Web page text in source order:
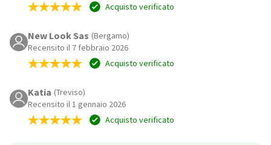
Acquisto verificato
New Look Sas (Bergamo)
Recensito il 7 febbraio 2026
Acquisto verificato
Katia (Treviso)
Recensito il 1 gennaio 2026
Acquisto verificato